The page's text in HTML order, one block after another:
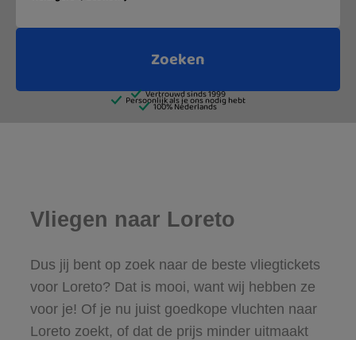
Vliegen naar Loreto
Dus jij bent op zoek naar de beste vliegtickets
voor Loreto? Dat is mooi, want wij hebben ze
voor je! Of je nu juist goedkope vluchten naar
Loreto zoekt, of dat de prijs minder uitmaakt